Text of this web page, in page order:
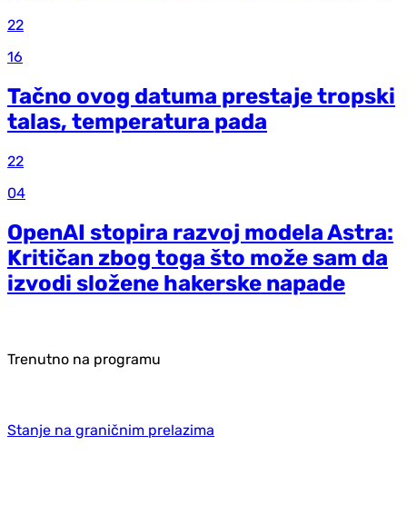
22
16
Tačno ovog datuma prestaje tropski
talas, temperatura pada
22
04
OpenAI stopira razvoj modela Astra:
Kritičan zbog toga što može sam da
izvodi složene hakerske napade
Trenutno na programu
Stanje na graničnim prelazima